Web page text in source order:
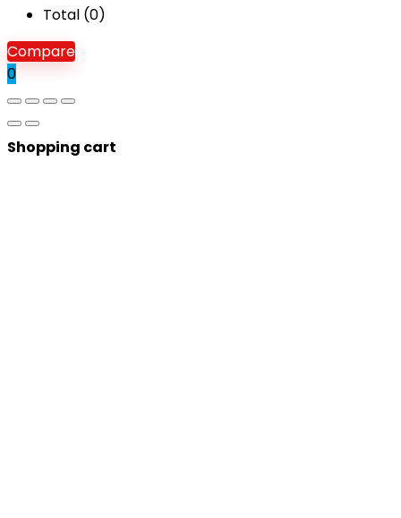
Total (0)
Compare
0
Shopping cart